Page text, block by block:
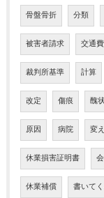
骨盤骨折 分類
被害者請求 交通費
裁判所基準 計算
改定 傷痕 醜
原因 病院 変
休業損害証明書
休業補償 書いて